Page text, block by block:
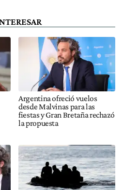
Argentina ofreció vuelos
desde Malvinas para las
fiestas y Gran Bretaña rechazó
la propuesta